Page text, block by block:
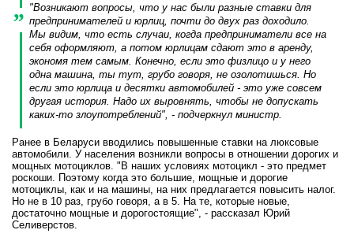
"Возникают вопросы, что у нас были разные ставки для
предпринимателей и юрлиц, почти до двух раз доходило.
Мы видим, что есть случаи, когда предприниматели все на
себя оформляют, а потом юрлицам сдают это в аренду,
экономя тем самым. Конечно, если это физлицо и у него
одна машина, ты тут, грубо говоря, не озолотишься. Но
если это юрлица и десятки автомобилей - это уже совсем
другая история. Надо их выровнять, чтобы не допускать
каких-то злоупотреблений", - подчеркнул министр.
Ранее в Беларуси вводились повышенные ставки на люксовые
автомобили. У населения возникли вопросы в отношении дорогих и
мощных мотоциклов. "В наших условиях мотоцикл - это предмет
роскоши. Поэтому когда это большие, мощные и дорогие
мотоциклы, как и на машины, на них предлагается повысить налог.
Но не в 10 раз, грубо говоря, а в 5. На те, которые новые,
достаточно мощные и дорогостоящие", - рассказал Юрий
Селиверстов.